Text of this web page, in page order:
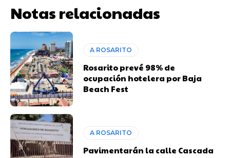
Notas relacionadas
A ROSARITO
Rosarito prevé 98% de
ocupación hotelera por Baja
Beach Fest
A ROSARITO
Pavimentarán la calle Cascada